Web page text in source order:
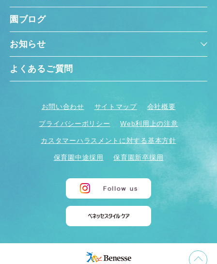
園ブログ
お知らせ
よくあるご質問
お問い合わせ サイトマップ 会社概要
プライバシーポリシー Web利用上の注意
カスタマーハラスメントに対する基本方針
保育園中途採用 保育園新卒採用